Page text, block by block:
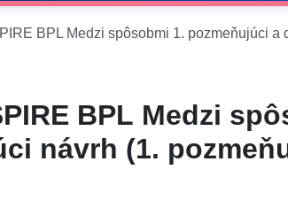
BPL Medzi
návrh (1.